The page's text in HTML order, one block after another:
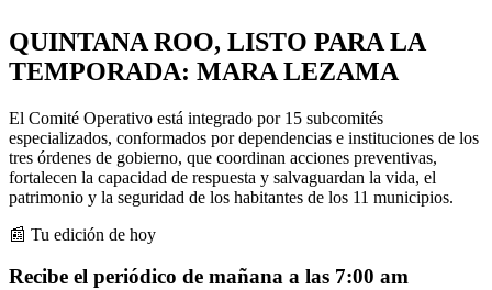
QUINTANA ROO, LISTO PARA LA
TEMPORADA: MARA LEZAMA
El Comité Operativo está integrado por 15 subcomités
especializados, conformados por dependencias e instituciones de los
tres órdenes de gobierno, que coordinan acciones preventivas,
fortalecen la capacidad de respuesta y salvaguardan la vida, el
patrimonio y la seguridad de los habitantes de los 11 municipios.
📰 Tu edición de hoy
Recibe el periódico de mañana a las 7:00 am